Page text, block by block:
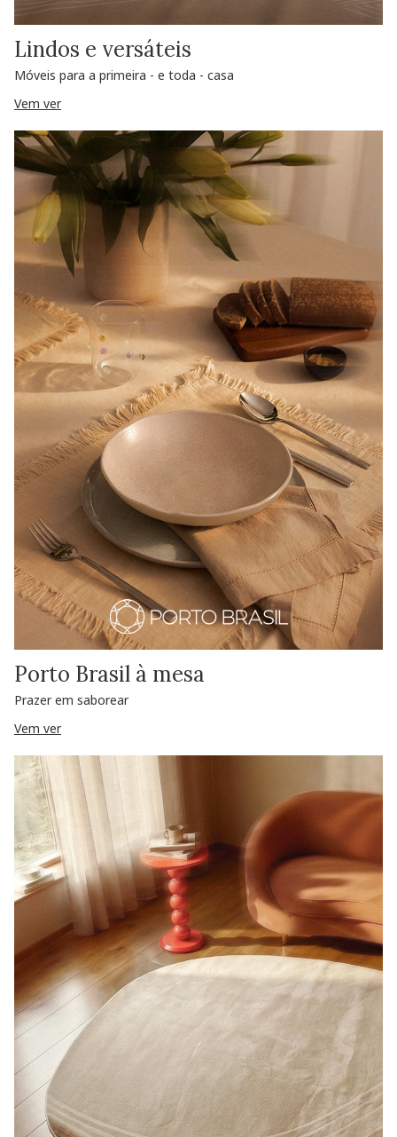
Lindos e versáteis
Móveis para a primeira - e toda - casa
Vem ver
Porto Brasil à mesa
Prazer em saborear
Vem ver